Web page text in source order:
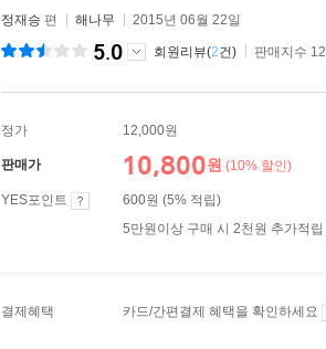
정재승 편 해나무 2015년 06월 22일
5.0 회원리뷰(2건) 판매지수 12
정가 12,000원
판매가 10,800원 (10% 할인)
YES포인트
600원 (5% 적립)
5만원이상 구매 시 2천원 추가적립
결제혜택 카드/간편결제 혜택을 확인하세요